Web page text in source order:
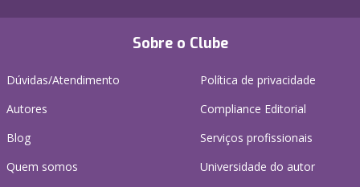
Sobre o Clube
Dúvidas/Atendimento
Autores
Blog
Quem somos
Política de privacidade
Compliance Editorial
Serviços profissionais
Universidade do autor